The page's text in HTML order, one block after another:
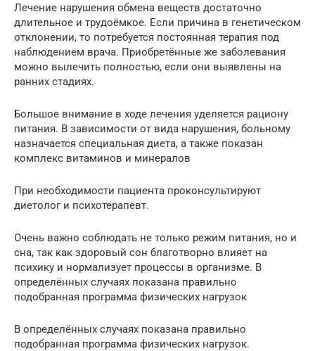
Лечение нарушения обмена веществ достаточно
длительное и трудоёмкое. Если причина в генетическом
отклонении, то потребуется постоянная терапия под
наблюдением врача. Приобретённые же заболевания
можно вылечить полностью, если они выявлены на
ранних стадиях.
Большое внимание в ходе лечения уделяется рациону
питания. В зависимости от вида нарушения, больному
назначается специальная диета, а также показан
комплекс витаминов и минералов
При необходимости пациента проконсультируют
диетолог и психотерапевт.
Очень важно соблюдать не только режим питания, но и
сна, так как здоровый сон благотворно влияет на
психику и нормализует процессы в организме. В
определённых случаях показана правильно
подобранная программа физических нагрузок
В определённых случаях показана правильно
подобранная программа физических нагрузок.